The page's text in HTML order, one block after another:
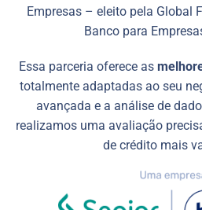
Empresas – eleito pela Global
Banco para
Essa parceria oferece as
totalmente adaptadas ao seu
avançada e a análise de
realizamos uma avaliação
de crédito mais